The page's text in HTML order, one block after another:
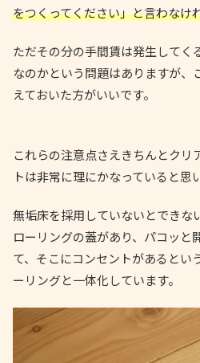
をつくってください」と言わなけ
ただその分の手間賃は発生してく
なのかという問題はありますが、
えておいた方がいいです。
これらの注意点さえきちんとクリ
トは非常に理にかなっていると思
無垢床を採用していないとできな
ローリングの蓋があり、パコッと
て、そこにコンセントがあるとい
ーリングと一体化しています。